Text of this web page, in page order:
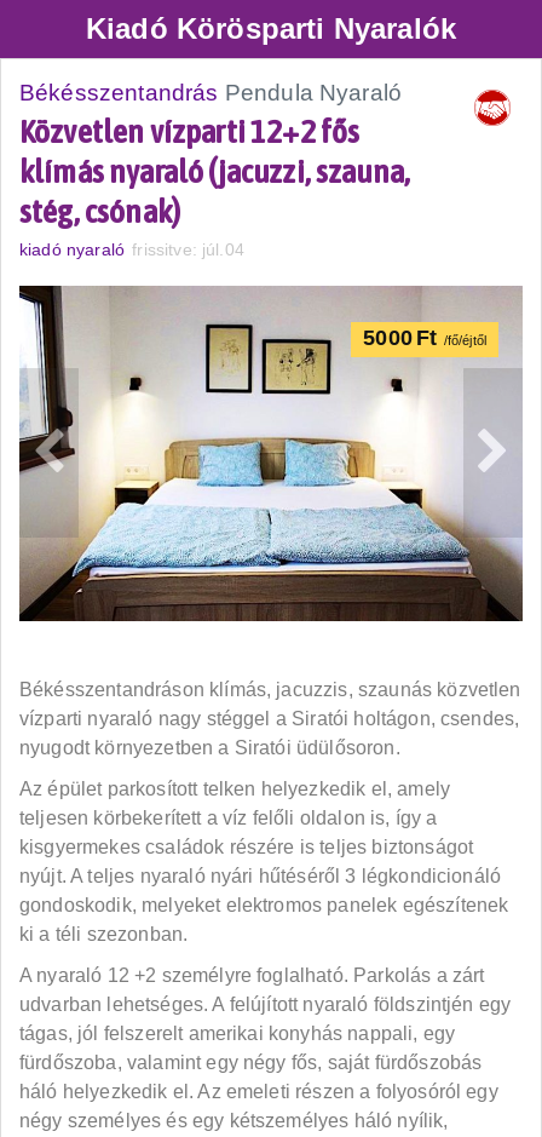
Kiadó Körösparti Nyaralók
Békésszentandrás Pendula Nyaraló
Közvetlen vízparti 12+2 fős
klímás nyaraló (jacuzzi, szauna,
stég, csónak)
kiadó nyaraló frissitve: júl.04
5000 Ft /fő/éjtől
Békésszentandráson klímás, jacuzzis, szaunás közvetlen
vízparti nyaraló nagy stéggel a Siratói holtágon, csendes,
nyugodt környezetben a Siratói üdülősoron.
Az épület parkosított telken helyezkedik el, amely
teljesen körbekerített a víz felőli oldalon is, így a
kisgyermekes családok részére is teljes biztonságot
nyújt. A teljes nyaraló nyári hűtéséről 3 légkondicionáló
gondoskodik, melyeket elektromos panelek egészítenek
ki a téli szezonban.
A nyaraló 12 +2 személyre foglalható. Parkolás a zárt
udvarban lehetséges. A felújított nyaraló földszintjén egy
tágas, jól felszerelt amerikai konyhás nappali, egy
fürdőszoba, valamint egy négy fős, saját fürdőszobás
háló helyezkedik el. Az emeleti részen a folyosóról egy
négy személyes és egy kétszemélyes háló nyílik,